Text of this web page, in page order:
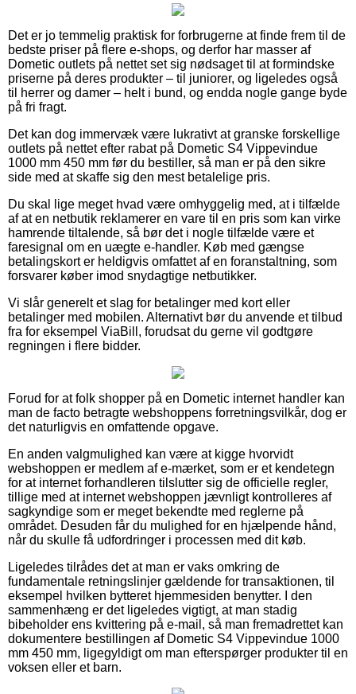
Det er jo temmelig praktisk for forbrugerne at finde frem til de
bedste priser på flere e-shops, og derfor har masser af
Dometic outlets på nettet set sig nødsaget til at formindske
priserne på deres produkter – til juniorer, og ligeledes også
til herrer og damer – helt i bund, og endda nogle gange byde
på fri fragt.
Det kan dog immervæk være lukrativt at granske forskellige
outlets på nettet efter rabat på Dometic S4 Vippevindue
1000 mm 450 mm før du bestiller, så man er på den sikre
side med at skaffe sig den mest betalelige pris.
Du skal lige meget hvad være omhyggelig med, at i tilfælde
af at en netbutik reklamerer en vare til en pris som kan virke
hamrende tiltalende, så bør det i nogle tilfælde være et
faresignal om en uægte e-handler. Køb med gængse
betalingskort er heldigvis omfattet af en foranstaltning, som
forsvarer køber imod snydagtige netbutikker.
Vi slår generelt et slag for betalinger med kort eller
betalinger med mobilen. Alternativt bør du anvende et tilbud
fra for eksempel ViaBill, forudsat du gerne vil godtgøre
regningen i flere bidder.
Forud for at folk shopper på en Dometic internet handler kan
man de facto betragte webshoppens forretningsvilkår, dog er
det naturligvis en omfattende opgave.
En anden valgmulighed kan være at kigge hvorvidt
webshoppen er medlem af e-mærket, som er et kendetegn
for at internet forhandleren tilslutter sig de officielle regler,
tillige med at internet webshoppen jævnligt kontrolleres af
sagkyndige som er meget bekendte med reglerne på
området. Desuden får du mulighed for en hjælpende hånd,
når du skulle få udfordringer i processen med dit køb.
Ligeledes tilrådes det at man er vaks omkring de
fundamentale retningslinjer gældende for transaktionen, til
eksempel hvilken bytteret hjemmesiden benytter. I den
sammenhæng er det ligeledes vigtigt, at man stadig
bibeholder ens kvittering på e-mail, så man fremadrettet kan
dokumentere bestillingen af Dometic S4 Vippevindue 1000
mm 450 mm, ligegyldigt om man efterspørger produkter til en
voksen eller et barn.